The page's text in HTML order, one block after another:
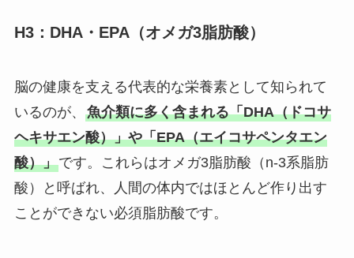
H3：DHA・EPA（オメガ3脂肪酸）
脳の健康を支える代表的な栄養素として知られて
いるのが、 魚介類に多く含まれる「DHA（ドコサ
ヘキサエン酸）」や「EPA（エイコサペンタエン
酸）」です。これらはオメガ3脂肪酸（n-3系脂肪
酸）と呼ばれ、人間の体内ではほとんど作り出す
ことができない必須脂肪酸です。